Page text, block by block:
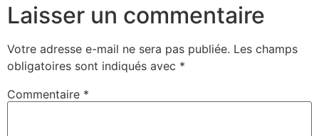
Laisser un commentaire
Votre adresse e-mail ne sera pas publiée. Les champs
obligatoires sont indiqués avec *
Commentaire *